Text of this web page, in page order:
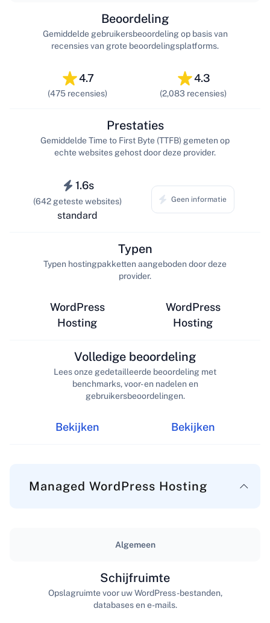
4.7
(475 recensies)
Beoordeling
Gemiddelde gebruikersbeoordeling op basis van
recensies van grote beoordelingsplatforms.
4.3
(2,083 recensies)
1.6s
(642 geteste websites)
standard
Prestaties
Gemiddelde Time to First Byte (TTFB) gemeten op
echte websites gehost door deze provider.
Geen informatie
WordPress
Hosting
Typen
Typen hostingpakketten aangeboden door deze
provider.
WordPress
Hosting
Bekijken
Volledige beoordeling
Lees onze gedetailleerde beoordeling met
benchmarks, voor- en nadelen en
gebruikersbeoordelingen.
Bekijken
Managed WordPress Hosting
Algemeen
Schijfruimte
Opslagruimte voor uw WordPress-bestanden,
databases en e-mails.